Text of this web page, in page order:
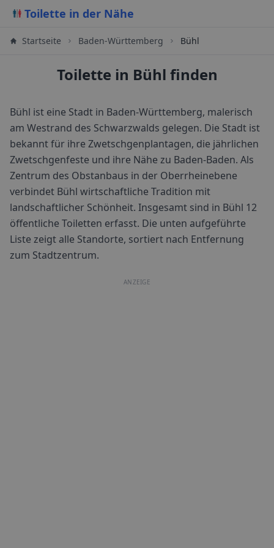
Toilette in der Nähe
Startseite Baden-Württemberg Bühl
Toilette in Bühl finden
Bühl ist eine Stadt in Baden-Württemberg, malerisch
am Westrand des Schwarzwalds gelegen. Die Stadt ist
bekannt für ihre Zwetschgenplantagen, die jährlichen
Zwetschgenfeste und ihre Nähe zu Baden-Baden. Als
Zentrum des Obstanbaus in der Oberrheinebene
verbindet Bühl wirtschaftliche Tradition mit
landschaftlicher Schönheit. Insgesamt sind in Bühl 12
öffentliche Toiletten erfasst. Die unten aufgeführte
Liste zeigt alle Standorte, sortiert nach Entfernung
zum Stadtzentrum.
ANZEIGE